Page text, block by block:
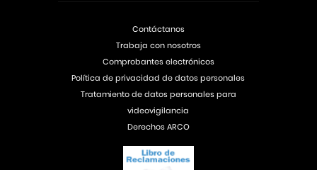
Contáctanos
Trabaja con nosotros
Comprobantes electrónicos
Política de privacidad de datos personales
Tratamiento de datos personales para
videovigilancia
Derechos ARCO